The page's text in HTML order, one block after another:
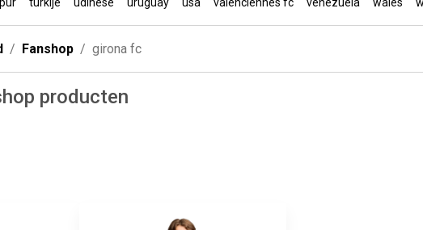
Fanshop girona fc
producten